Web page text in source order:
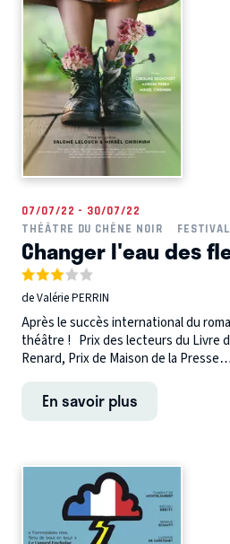
07/07/22 - 30/07/22
THÉÂTRE DU CHÊNE NOIR
Changer l'eau des
de Valérie PERRIN
Après le succès international du
théâtre ! Prix des lecteurs du Livre
Renard, Prix de Maison de la
En savoir plus